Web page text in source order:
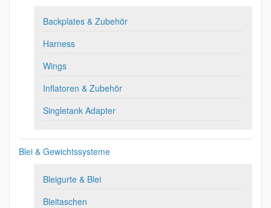
Backplates & Zubehör
Harness
Wings
Inflatoren & Zubehör
Singletank Adapter
Blei & Gewichtssysteme
Bleigurte & Blei
Bleitaschen